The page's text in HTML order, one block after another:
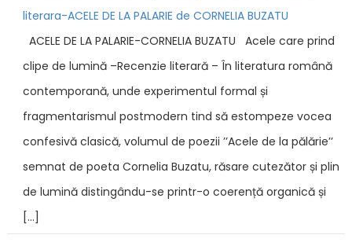
literara-ACELE DE LA PALARIE de CORNELIA BUZATU
ACELE DE LA PALARIE-CORNELIA BUZATU Acele care prind
clipe de lumină –Recenzie literară – În literatura română
contemporană, unde experimentul formal și
fragmentarismul postmodern tind să estompeze vocea
confesivă clasică, volumul de poezii ’’Acele de la pălărie’’
semnat de poeta Cornelia Buzatu, răsare cutezător și plin
de lumină distingându-se printr-o coerență organică și
[…]